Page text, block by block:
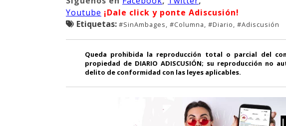
Youtube ¡Dale click y ponte Adiscusión!
Etiquetas: #SinAmbages, #Columna, #Diario, #Adiscusión
Queda prohibida la reproducción total o parcial del
propiedad de DIARIO ADISCUSIÓN; su reproducción no
delito de conformidad con las leyes aplicables.